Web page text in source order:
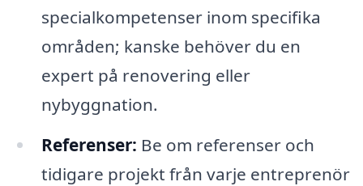
specialkompetenser inom specifika
områden; kanske behöver du en
expert på renovering eller
nybyggnation.
Referenser: Be om referenser och
tidigare projekt från varje entreprenör